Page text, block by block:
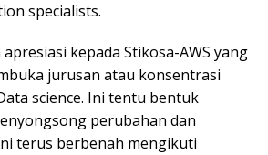
specialists.
kepada Stikosa-AWS yang
jurusan atau konsentrasi
science. Ini tentu bentuk
perubahan dan
terus berbenah mengikuti